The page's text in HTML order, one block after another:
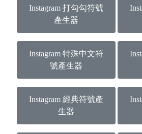
Instagram 打勾勾符號
產生器
Instagram 特殊中文符
號產生器
Instagram 經典符號產
生器